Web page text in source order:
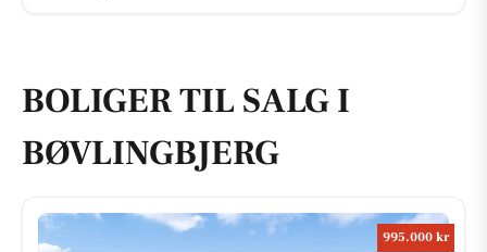
BOLIGER TIL SALG I
BØVLINGBJERG
995.000 kr